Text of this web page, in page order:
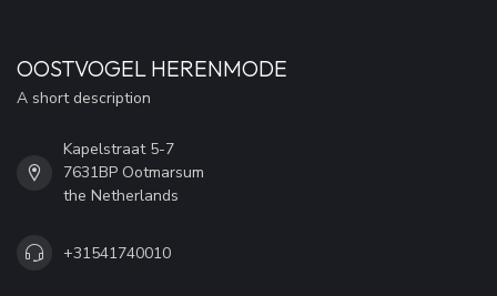
OOSTVOGEL HERENMODE
A short description
Kapelstraat 5-7
7631BP Ootmarsum
the Netherlands
+31541740010